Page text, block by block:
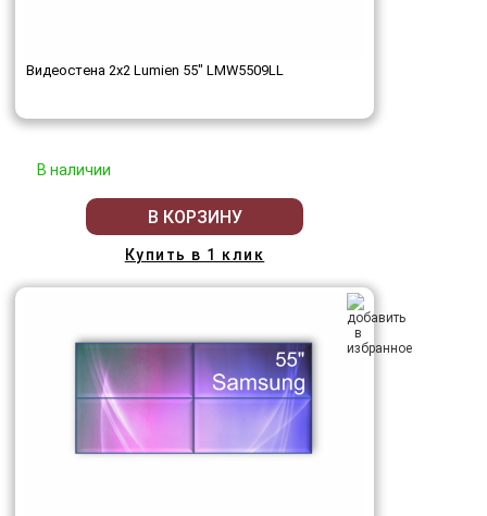
Видеостена 2x2 Lumien 55" LMW5509LL
В наличии
В КОРЗИНУ
Купить в 1 клик